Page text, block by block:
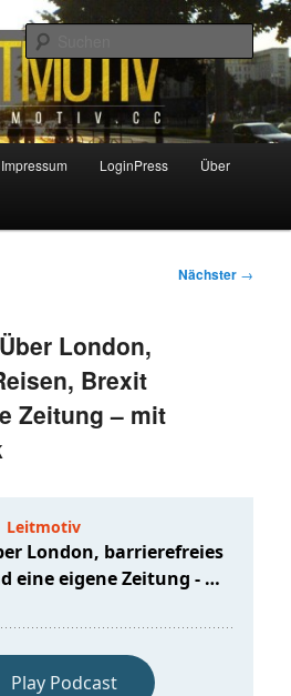
Impressum LoginPress Über
Nächster →
London,
Brexit
Zeitung – mit